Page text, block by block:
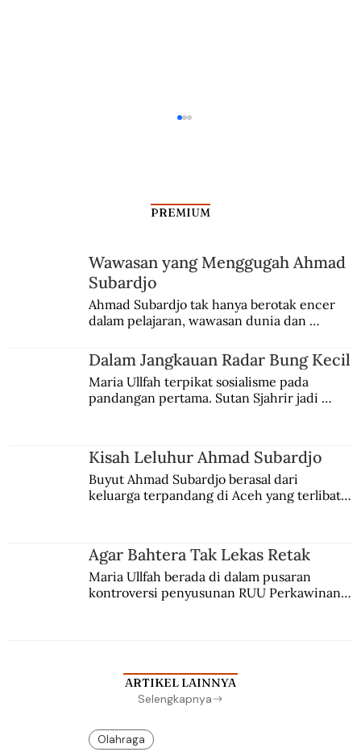
Kisah Para Deputi Jenderal Yani
PREMIUM
Wawasan yang Menggugah Ahmad
Subardjo
Ahmad Subardjo tak hanya berotak encer
dalam pelajaran, wawasan dunia dan
Jules Verne, Multatuli, hingga Sun Yat-sen.
Dalam Jangkauan Radar Bung Kecil
Maria Ullfah terpikat sosialisme pada
pandangan pertama. Sutan Sjahrir jadi
Kisah Leluhur Ahmad Subardjo
Buyut Ahmad Subardjo berasal dari
keluarga terpandang di Aceh yang terlibat
Agar Bahtera Tak Lekas Retak
Maria Ullfah berada di dalam pusaran
kontroversi penyusunan RUU Perkawinan.
ARTIKEL LAINNYA
Selengkapnya
Olahraga